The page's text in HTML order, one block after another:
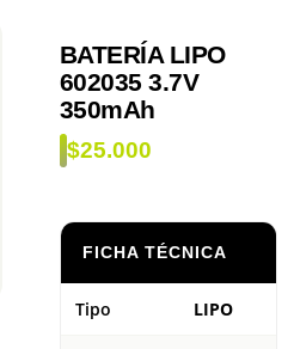
BATERÍA LIPO
602035 3.7V
350mAh
$25.000
FICHA TÉCNICA
Tipo LIPO